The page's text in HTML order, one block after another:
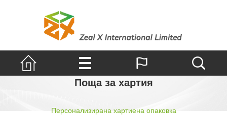
Поща за хартия
Персонализирана хартиена опаковка